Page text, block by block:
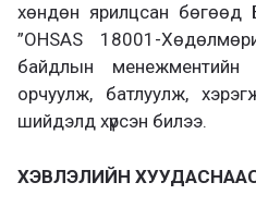
хөндөн ярилцсан бөгөөд
”OHSAS 18001-
байдлын менежментийн
орчуулж, батлуулж,
шийдэлд хүрсэн билээ.
ХЭВЛЭЛИЙН